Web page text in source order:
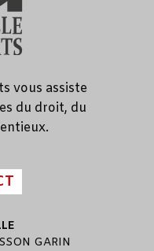
vous assiste
du droit, du
GARIN